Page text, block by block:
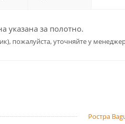
указана за полотно.
пожалуйста, уточняйте у
Ростра